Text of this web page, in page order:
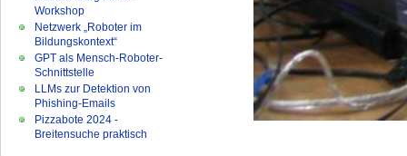
Workshop
Netzwerk „Roboter im
Bildungskontext“
GPT als Mensch-Roboter-
Schnittstelle
LLMs zur Detektion von
Phishing-Emails
Pizzabote 2024 -
Breitensuche praktisch